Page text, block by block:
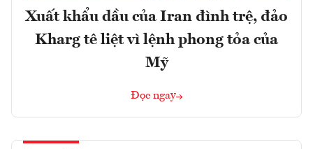
Xuất khẩu dầu của Iran đình trệ, đảo
Kharg tê liệt vì lệnh phong tỏa của
Mỹ
Đọc ngay